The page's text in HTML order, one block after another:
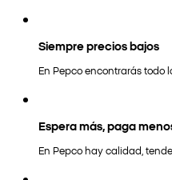
Siempre precios bajos
En Pepco encontrarás todo
Espera más, paga
En Pepco hay calidad,